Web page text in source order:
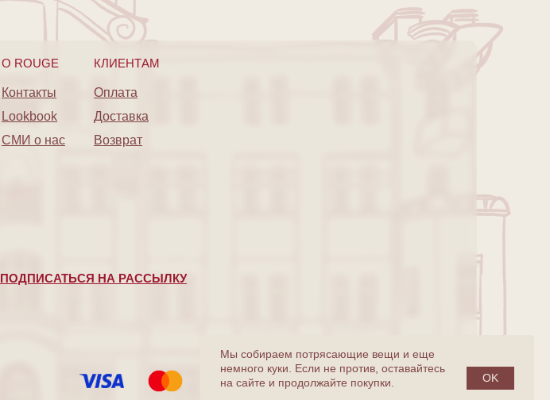
Мы собираем потрясающие вещи и еще
немного куки. Если не против, оставайтесь
на сайте и продолжайте покупки.
OK
O ROUGE КЛИЕНТАМ
Контакты
Lookbook
СМИ о нас
Оплата
Доставка
Возврат
ПОДПИСАТЬСЯ НА РАССЫЛКУ
Разработка сайта